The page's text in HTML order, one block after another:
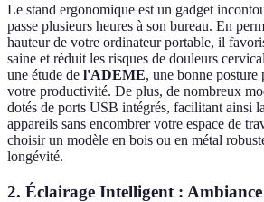
Le stand ergonomique est un gadget
passe plusieurs heures à son bureau. En
hauteur de votre ordinateur portable, il
saine et réduit les risques de douleurs
une étude de l'ADEME, une bonne posture
votre productivité. De plus, de nombreux
dotés de ports USB intégrés, facilitant ainsi
appareils sans encombrer votre espace de
choisir un modèle en bois ou en métal
longévité.
2. Éclairage Intelligent :